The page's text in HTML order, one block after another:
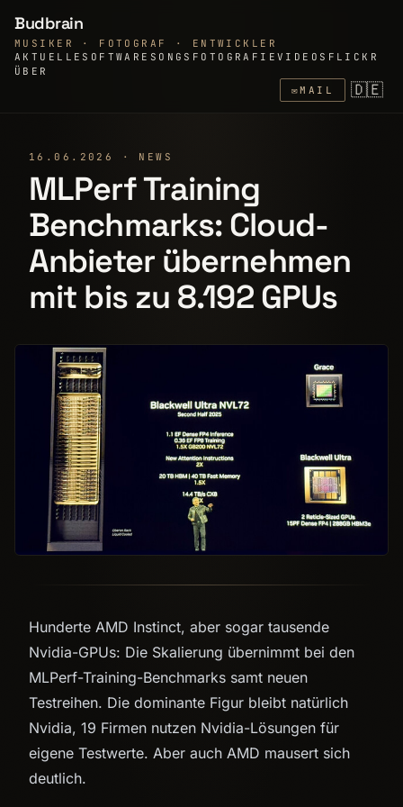
Budbrain
MUSIKER · FOTOGRAF · ENTWICKLER
AKTUELLE SOFTWARE SONGS FOTOGRAFIEVIDEOS FLICKR
ÜBER
✉MAIL 🇩🇪
16.06.2026 · NEWS
MLPerf Training
Benchmarks: Cloud-
Anbieter übernehmen
mit bis zu 8.192 GPUs
Hunderte AMD Instinct, aber sogar tausende
Nvidia-GPUs: Die Skalierung übernimmt bei den
MLPerf-Training-Benchmarks samt neuen
Testreihen. Die dominante Figur bleibt natürlich
Nvidia, 19 Firmen nutzen Nvidia-Lösungen für
eigene Testwerte. Aber auch AMD mausert sich
deutlich.